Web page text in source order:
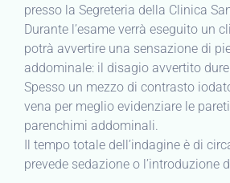
presso la Segreteria della Clinica
Durante l’esame verrà eseguito un
potrà avvertire una sensazione di
addominale: il disagio avvertito
Spesso un mezzo di contrasto
vena per meglio evidenziare le
parenchimi addominali.
Il tempo totale dell’indagine è di
prevede sedazione o l’introduzione